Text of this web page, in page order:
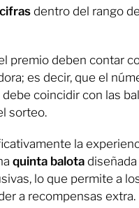
dentro del rango
premio deben contar
es decir, que el
coincidir con las
sorteo.
la
quinta balota diseñada
lo que permite a
a recompensas extra.